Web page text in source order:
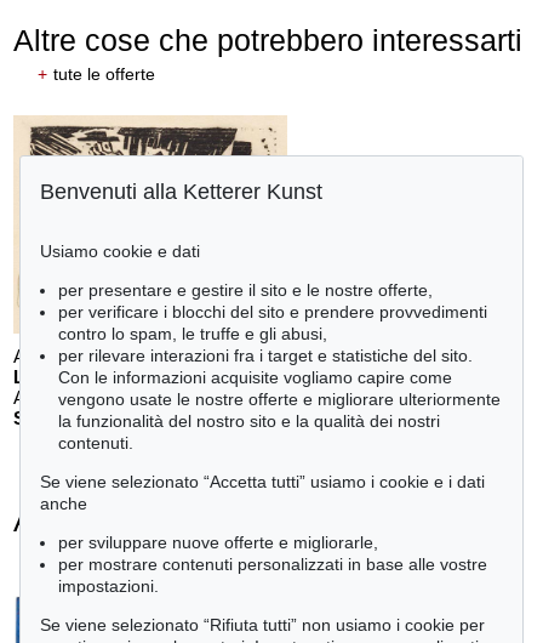
Altre cose che potrebbero interessarti
+ tute le offerte
Auction 610 - Lot 126000483
LYONEL FEININGER
Alte Seebären , 1919
Stima:€ 2,500
Alexej von Jawlensky - Ogetti venduti
tute le offerte
Benvenuti alla Ketterer Kunst
Usiamo cookie e dati
per presentare e gestire il sito e le nostre offerte,
per verificare i blocchi del sito e prendere provvedimenti
contro lo spam, le truffe e gli abusi,
per rilevare interazioni fra i target e statistiche del sito.
Con le informazioni acquisite vogliamo capire come
vengono usate le nostre offerte e migliorare ulteriormente
la funzionalità del nostro sito e la qualità dei nostri
contenuti.
Se viene selezionato “Accetta tutti” usiamo i cookie e i dati
anche
per sviluppare nuove offerte e migliorarle,
per mostrare contenuti personalizzati in base alle vostre
impostazioni.
Se viene selezionato “Rifiuta tutti” non usiamo i cookie per